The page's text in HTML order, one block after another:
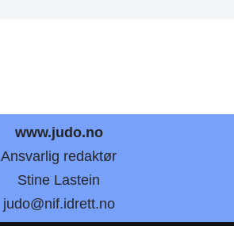
www.judo.no
Ansvarlig redaktør
Stine Lastein
judo@nif.idrett.no